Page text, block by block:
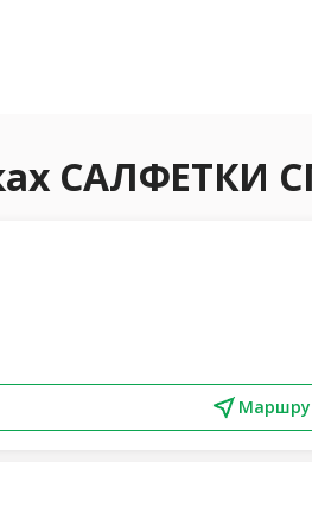
САЛФЕТКИ